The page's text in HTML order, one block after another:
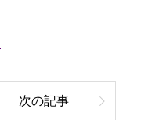
次の記事